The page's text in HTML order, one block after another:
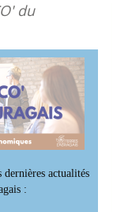
du
dernières actualités
: